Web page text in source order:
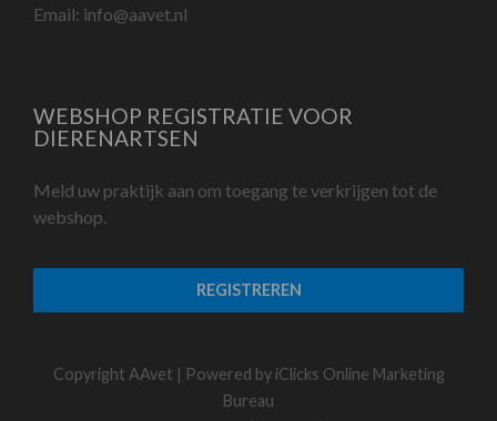
Email: info@aavet.nl
WEBSHOP REGISTRATIE VOOR
DIERENARTSEN
Meld uw praktijk aan om toegang te verkrijgen tot de
webshop.
REGISTREREN
Copyright AAvet | Powered by iClicks Online Marketing
Bureau